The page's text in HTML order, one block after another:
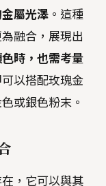
屬光澤 。這種
融合，展現出
時，也需考量
可以搭配玫瑰金
或銀色粉末。
，它可以與其